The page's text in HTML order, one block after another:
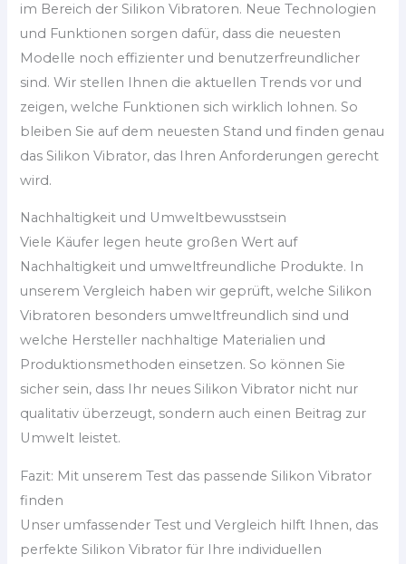
im Bereich der Silikon Vibratoren. Neue Technologien
und Funktionen sorgen dafür, dass die neuesten
Modelle noch effizienter und benutzerfreundlicher
sind. Wir stellen Ihnen die aktuellen Trends vor und
zeigen, welche Funktionen sich wirklich lohnen. So
bleiben Sie auf dem neuesten Stand und finden genau
das Silikon Vibrator, das Ihren Anforderungen gerecht
wird.
Nachhaltigkeit und Umweltbewusstsein
Viele Käufer legen heute großen Wert auf
Nachhaltigkeit und umweltfreundliche Produkte. In
unserem Vergleich haben wir geprüft, welche Silikon
Vibratoren besonders umweltfreundlich sind und
welche Hersteller nachhaltige Materialien und
Produktionsmethoden einsetzen. So können Sie
sicher sein, dass Ihr neues Silikon Vibrator nicht nur
qualitativ überzeugt, sondern auch einen Beitrag zur
Umwelt leistet.
Fazit: Mit unserem Test das passende Silikon Vibrator
finden
Unser umfassender Test und Vergleich hilft Ihnen, das
perfekte Silikon Vibrator für Ihre individuellen